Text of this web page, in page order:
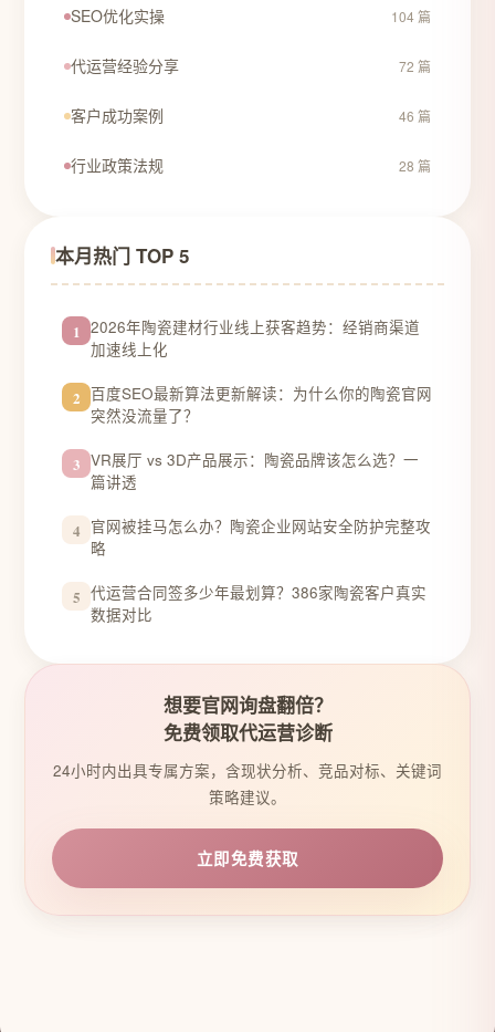
SEO优化实操 104 篇
代运营经验分享 72 篇
客户成功案例 46 篇
行业政策法规 28 篇
本月热门 TOP 5
1 2026年陶瓷建材行业线上获客趋势：经销商渠道
加速线上化
2 百度SEO最新算法更新解读：为什么你的陶瓷官网
突然没流量了？
3 VR展厅 vs 3D产品展示：陶瓷品牌该怎么选？一
篇讲透
4 官网被挂马怎么办？陶瓷企业网站安全防护完整攻
略
5 代运营合同签多少年最划算？386家陶瓷客户真实
数据对比
想要官网询盘翻倍？
免费领取代运营诊断
24小时内出具专属方案，含现状分析、竞品对标、关键词
策略建议。
立即免费获取